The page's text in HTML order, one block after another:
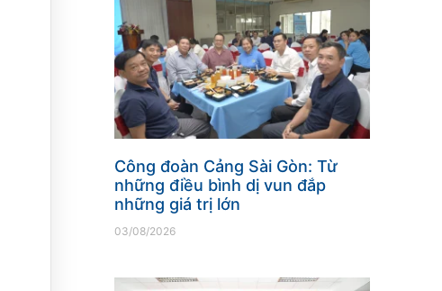
Công đoàn Cảng Sài Gòn: Từ
những điều bình dị vun đắp
những giá trị lớn
03/08/2026